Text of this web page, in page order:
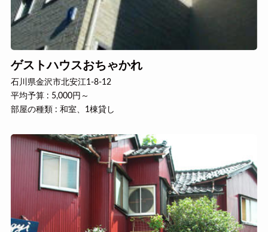
ゲストハウスおちゃかれ
石川県金沢市北安江1-8-12
平均予算 : 5,000円～
部屋の種類 : 和室、1棟貸し